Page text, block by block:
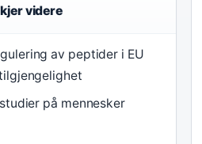
videre
av peptider i EU
på mennesker